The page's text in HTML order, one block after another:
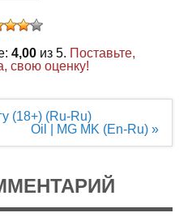
4,00из 5. Поставьте,
свою оценку!
(18+) (Ru-Ru)
Oil | MG MK (En-Ru) »